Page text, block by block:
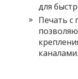
для
Печать с
каналами.